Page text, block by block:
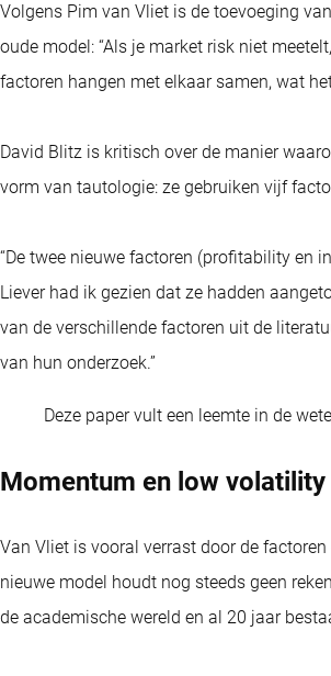
Volgens Pim van Vliet is de toevoeging
oude model: “Als je market risk niet
factoren hangen met elkaar samen, wat
David Blitz is kritisch over de manier
vorm van tautologie: ze gebruiken vijf
“De twee nieuwe factoren (profitability en
Liever had ik gezien dat ze hadden
van de verschillende factoren uit de
van hun onderzoek.”
Deze paper vult een leemte in de
Momentum en low
Van Vliet is vooral verrast door de
nieuwe model houdt nog steeds geen
de academische wereld en al 20 jaar